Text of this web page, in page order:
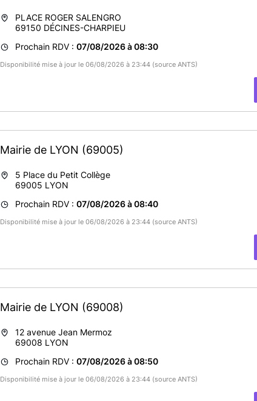
PLACE ROGER SALENGRO
69150 DÉCINES-CHARPIEU
Prochain RDV : 07/08/2026 à 08:30
Disponibilité mise à jour le 06/08/2026 à 23:44 (source ANTS)
Mairie de LYON (69005)
5 Place du Petit Collège
69005 LYON
Prochain RDV : 07/08/2026 à 08:40
Disponibilité mise à jour le 06/08/2026 à 23:44 (source ANTS)
Mairie de LYON (69008)
12 avenue Jean Mermoz
69008 LYON
Prochain RDV : 07/08/2026 à 08:50
Disponibilité mise à jour le 06/08/2026 à 23:44 (source ANTS)